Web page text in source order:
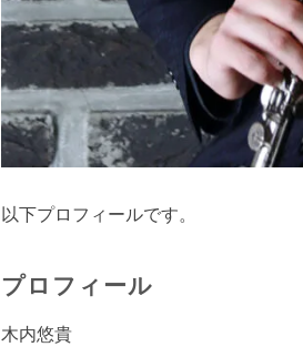
以下プロフィールです。
プロフィール
木内悠貴